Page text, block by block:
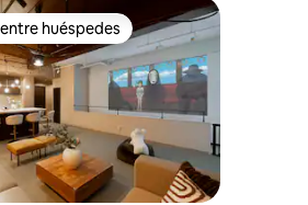
huéspedes preferido
huéspedes